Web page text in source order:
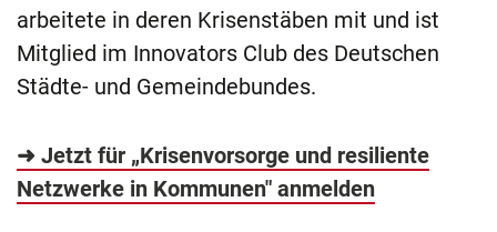
arbeitete in deren Krisenstäben mit und ist
Mitglied im Innovators Club des Deutschen
Städte- und Gemeindebundes.
➜ Jetzt für „Krisenvorsorge und resiliente
Netzwerke in Kommunen" anmelden